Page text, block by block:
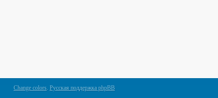
Change colors. Русская поддержка phpBB